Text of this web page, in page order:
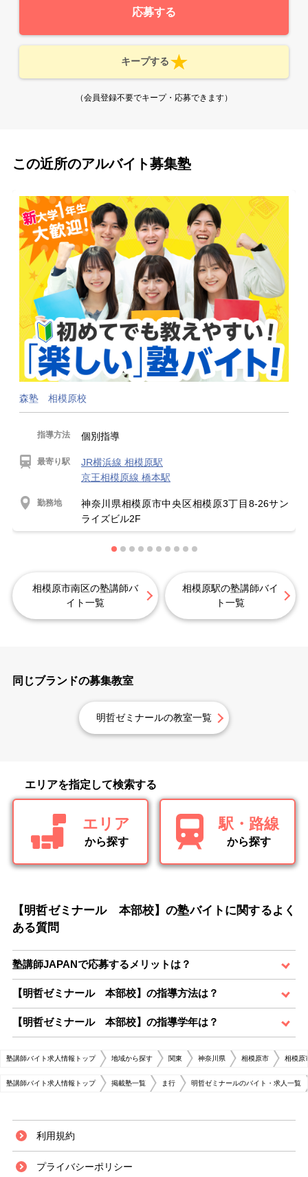
応募する
キープする
（会員登録不要でキープ・応募できます）
この近所のアルバイト募集塾
森塾 相模原校
指導方法 個別指導
最寄り駅
JR横浜線 相模原駅
京王相模原線 橋本駅
勤務地
神奈川県相模原市中央区相模原3丁目8-26サン
ライズビル2F
相模原市南区の塾講師バ
イト一覧
相模原駅の塾講師バイ
ト一覧
同じブランドの募集教室
明哲ゼミナールの教室一覧
エリアを指定して検索する
エリア
から探す
駅・路線
から探す
【明哲ゼミナール 本部校】の塾バイトに関するよく
ある質問
塾講師JAPANで応募するメリットは？
【明哲ゼミナール 本部校】の指導方法は？
【明哲ゼミナール 本部校】の指導学年は？
塾講師バイト求人情報トップ 地域から探す 関東 神奈川県 相模原市 相模原
塾講師バイト求人情報トップ 掲載塾一覧 ま行 明哲ゼミナールのバイト・求人一覧
利用規約
プライバシーポリシー